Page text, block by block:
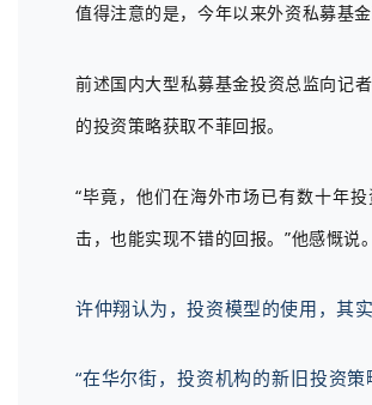
值得注意的是，今年以来外资私募基
前述国内大型私募基金投资总监向记
的投资策略获取不菲回报。
“毕竟，他们在海外市场已有数十年
击，也能实现不错的回报。”他感慨说。
许仲翔认为，投资模型的使用，其
“在华尔街，投资机构的新旧投资